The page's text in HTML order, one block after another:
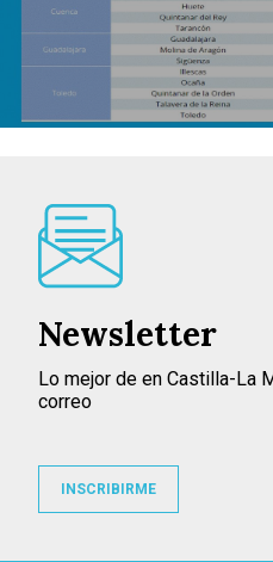
Newsletter
Lo mejor de en Castilla-La
correo
INSCRIBIRME